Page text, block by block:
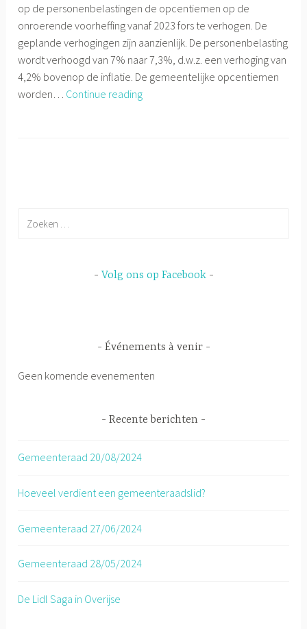
op de personenbelastingen de opcentiemen op de
onroerende voorheffing vanaf 2023 fors te verhogen. De
geplande verhogingen zijn aanzienlijk. De personenbelasting
wordt verhoogd van 7% naar 7,3%, d.w.z. een verhoging van
4,2% bovenop de inflatie. De gemeentelijke opcentiemen
worden… Continue readingOverijse
Volg ons op Facebook
Événements à venir
Geen komende evenementen
Recente berichten
Gemeenteraad 20/08/2024
Hoeveel verdient een gemeenteraadslid?
Gemeenteraad 27/06/2024
Gemeenteraad 28/05/2024
De Lidl Saga in Overijse